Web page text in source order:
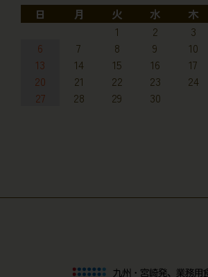
日
月 火 水 木
1
2 3
6
7 8 9 10
13
14 15 16 17
20
21 22 23 24
27
28 29 30